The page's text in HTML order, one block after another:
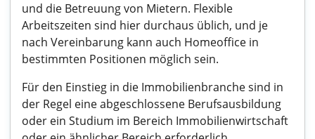
und die Betreuung von Mietern. Flexible
Arbeitszeiten sind hier durchaus üblich, und je
nach Vereinbarung kann auch Homeoffice in
bestimmten Positionen möglich sein.
Für den Einstieg in die Immobilienbranche sind in
der Regel eine abgeschlossene Berufsausbildung
oder ein Studium im Bereich Immobilienwirtschaft